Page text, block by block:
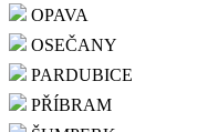
OPAVA
OSEČANY
PARDUBICE
PŘÍBRAM